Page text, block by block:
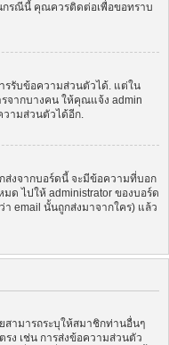
รณีนี้ คุณควรติดต่อเพื่อขอทราบ
รรับข้อความส่วนตัวได้. แต่ใน
จากบางคน ให้คุณแจ้ง admin
วามส่วนตัวได้อีก.
ส่งจากบอร์ดนี้ จะมีข้อความที่บอก
ด ไปให้ administrator ของบอร์ด
email นั้นถูกส่งมาจากใคร) แล้ว
ามารถระบุให้สมาชิกท่านอื่นๆ
ง เช่น การส่งข้อความส่วนตัว